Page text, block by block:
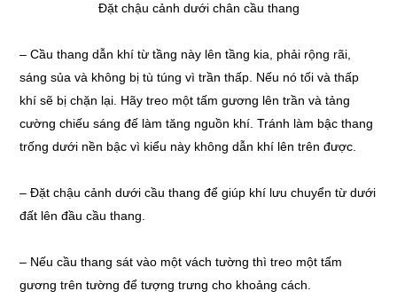
Đặt chậu cảnh dưới chân cầu thang
– Cầu thang dẫn khí từ tầng này lên tầng kia, phải rộng rãi,
sáng sủa và không bị tù túng vì trần thấp. Nếu nó tối và thấp
khí sẽ bị chặn lại. Hãy treo một tấm gương lên trần và tảng
cường chiếu sáng đế làm tăng nguồn khí. Tránh làm bậc thang
trống dưới nền bậc vì kiểu này không dẫn khí lên trên được.
– Đặt chậu cảnh dưới cầu thang để giúp khí lưu chuyển từ dưới
đất lên đầu cầu thang.
– Nếu cầu thang sát vào một vách tường thì treo một tấm
gương trên tường để tượng trưng cho khoảng cách.